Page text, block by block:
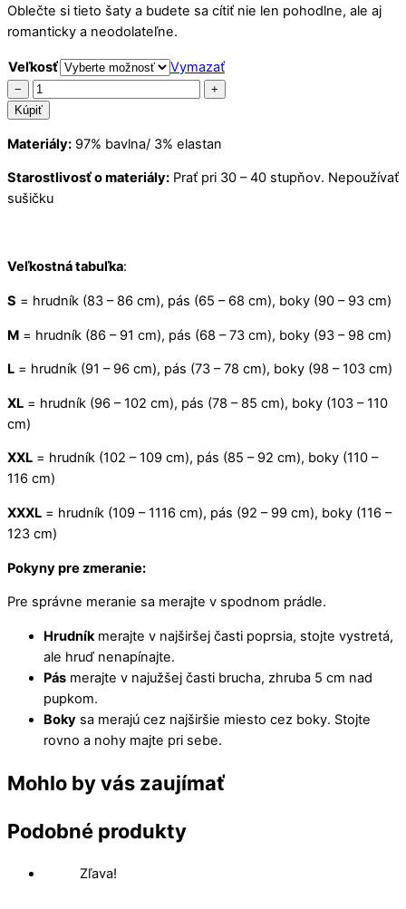
Oblečte si tieto šaty a budete sa cítiť nie len pohodlne, ale aj
romanticky a neodolateľne.
Veľkosť Vymazať
−
množstvo
Retro
Isabella
divoké
ruže
+
Kúpiť
Materiály: 97% bavlna/ 3% elastan
Starostlivosť o materiály: Prať pri 30 – 40 stupňov. Nepoužívať
sušičku
Veľkostná tabuľka:
S = hrudník (83 – 86 cm), pás (65 – 68 cm), boky (90 – 93 cm)
M = hrudník (86 – 91 cm), pás (68 – 73 cm), boky (93 – 98 cm)
L = hrudník (91 – 96 cm), pás (73 – 78 cm), boky (98 – 103 cm)
XL = hrudník (96 – 102 cm), pás (78 – 85 cm), boky (103 – 110
cm)
XXL = hrudník (102 – 109 cm), pás (85 – 92 cm), boky (110 –
116 cm)
XXXL = hrudník (109 – 1116 cm), pás (92 – 99 cm), boky (116 –
123 cm)
Pokyny pre zmeranie:
Pre správne meranie sa merajte v spodnom prádle.
Hrudníkmerajte v najširšej časti poprsia, stojte vystretá,
ale hruď nenapínajte.
Pás merajte v najužšej časti brucha, zhruba 5 cm nad
pupkom.
Boky sa merajú cez najširšie miesto cez boky. Stojte
rovno a nohy majte pri sebe.
Mohlo by vás zaujímať
Podobné produkty
Zľava!